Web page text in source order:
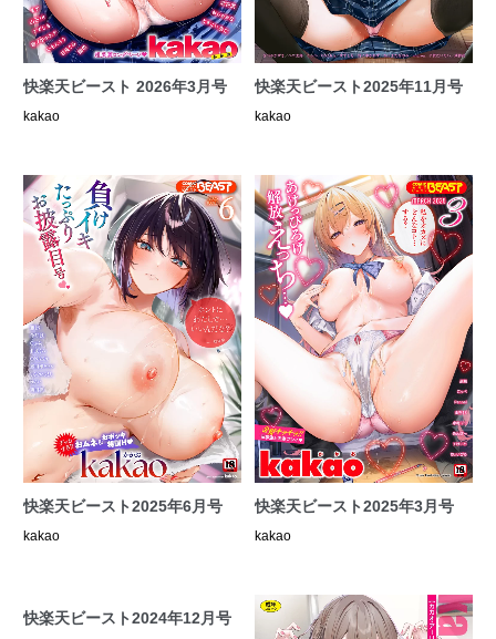
快楽天ビースト 2026年3月号
kakao
快楽天ビースト2025年11月号
kakao
快楽天ビースト2025年6月号
kakao
快楽天ビースト2025年3月号
kakao
快楽天ビースト2024年12月号